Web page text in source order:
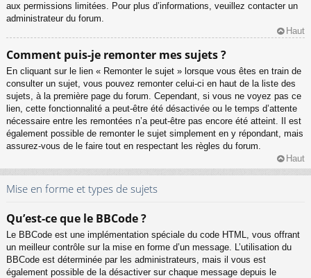
aux permissions limitées. Pour plus d’informations, veuillez contacter un
administrateur du forum.
Haut
Comment puis-je remonter mes sujets ?
En cliquant sur le lien « Remonter le sujet » lorsque vous êtes en train de
consulter un sujet, vous pouvez remonter celui-ci en haut de la liste des
sujets, à la première page du forum. Cependant, si vous ne voyez pas ce
lien, cette fonctionnalité a peut-être été désactivée ou le temps d’attente
nécessaire entre les remontées n’a peut-être pas encore été atteint. Il est
également possible de remonter le sujet simplement en y répondant, mais
assurez-vous de le faire tout en respectant les règles du forum.
Haut
Mise en forme et types de sujets
Qu’est-ce que le BBCode ?
Le BBCode est une implémentation spéciale du code HTML, vous offrant
un meilleur contrôle sur la mise en forme d’un message. L’utilisation du
BBCode est déterminée par les administrateurs, mais il vous est
également possible de la désactiver sur chaque message depuis le